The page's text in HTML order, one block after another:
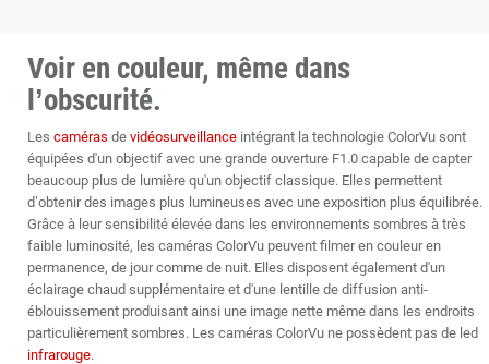
Voir en couleur, même dans
l’obscurité.
Les caméras de vidéosurveillance intégrant la technologie ColorVu sont
équipées d'un objectif avec une grande ouverture F1.0 capable de capter
beaucoup plus de lumière qu'un objectif classique. Elles permettent
d’obtenir des images plus lumineuses avec une exposition plus équilibrée.
Grâce à leur sensibilité élevée dans les environnements sombres à très
faible luminosité, les caméras ColorVu peuvent filmer en couleur en
permanence, de jour comme de nuit. Elles disposent également d'un
éclairage chaud supplémentaire et d'une lentille de diffusion anti-
éblouissement produisant ainsi une image nette même dans les endroits
particulièrement sombres. Les caméras ColorVu ne possèdent pas de led
infrarouge.